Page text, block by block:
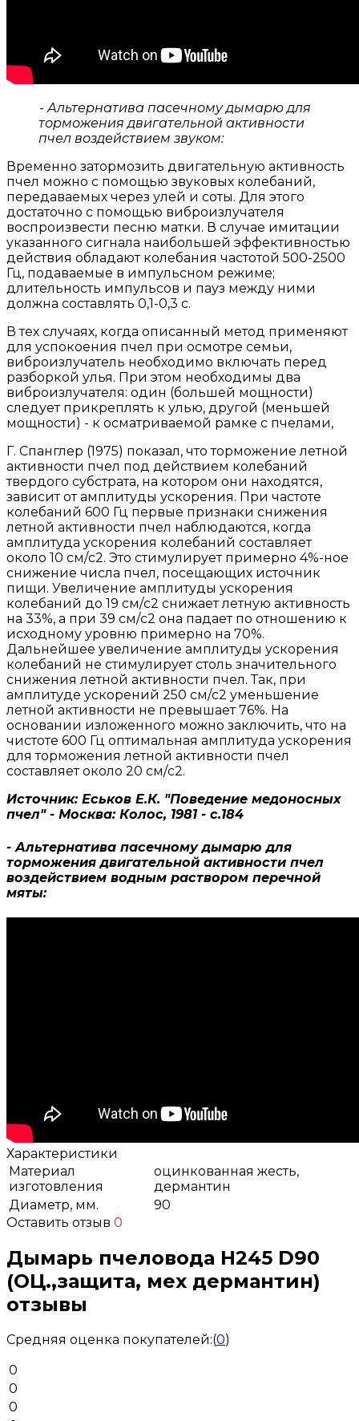
- Альтернатива пасечному дымарю для
торможения двигательной активности
пчел воздействием звуком:
Временно затормозить двигательную активность
пчел можно с помощью звуковых колебаний,
передаваемых через улей и соты. Для этого
достаточно с помощью виброизлучателя
воспроизвести песню матки. В случае имитации
указанного сигнала наибольшей эффективностью
действия обладают колебания частотой 500-2500
Гц, подаваемые в импульсном режиме;
длительность импульсов и пауз между ними
должна составлять 0,1-0,3 с.
В тех случаях, когда описанный метод применяют
для успокоения пчел при осмотре семьи,
виброизлучатель необходимо включать перед
разборкой улья. При этом необходимы два
виброизлучателя: один (большей мощности)
следует прикреплять к улью, другой (меньшей
мощности) - к осматриваемой рамке с пчелами,
Г. Спанглер (1975) показал, что торможение летной
активности пчел под действием колебаний
твердого субстрата, на котором они находятся,
зависит от амплитуды ускорения. При частоте
колебаний 600 Гц первые признаки снижения
летной активности пчел наблюдаются, когда
амплитуда ускорения колебаний составляет
около 10 см/с2. Это стимулирует примерно 4%-ное
снижение числа пчел, посещающих источник
пищи. Увеличение амплитуды ускорения
колебаний до 19 см/с2 снижает летную активность
на 33%, а при 39 см/с2 она падает по отношению к
исходному уровню примерно на 70%.
Дальнейшее увеличение амплитуды ускорения
колебаний не стимулирует столь значительного
снижения летной активности пчел. Так, при
амплитуде ускорений 250 см/с2 уменьшение
летной активности не превышает 76%. На
основании изложенного можно заключить, что на
чистоте 600 Гц оптимальная амплитуда ускорения
для торможения летной активности пчел
составляет около 20 см/с2.
Источник: Еськов Е.К. "Поведение медоносных
пчел" - Москва: Колос, 1981 - с.184
- Альтернатива пасечному дымарю для
торможения двигательной активности пчел
воздействием водным раствором перечной
мяты:
Характеристики
Материал
изготовления
оцинкованная жесть,
дермантин
Диаметр, мм.
90
Оставить отзыв 0
Дымарь пчеловода H245 D90
(ОЦ.,защита, мех дермантин)
отзывы
Средняя оценка покупателей:(0)
0
0
0